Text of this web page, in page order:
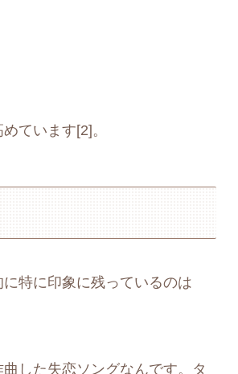
ています[2]。
特に印象に残っているのは
した失恋ソングなんです。タ